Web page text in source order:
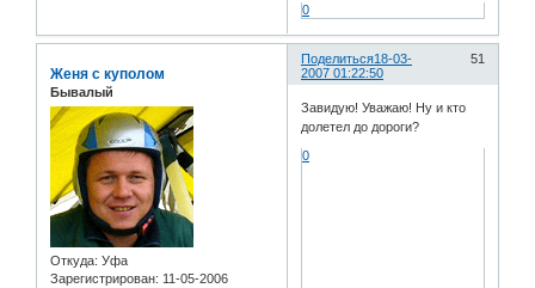
0
Поделиться 51
18-03-
2007 01:22:50
Женя с куполом
Бывалый
Откуда: Уфа
Зарегистрирован: 11-05-2006
Завидую! Уважаю! Ну и кто
долетел до дороги?
0